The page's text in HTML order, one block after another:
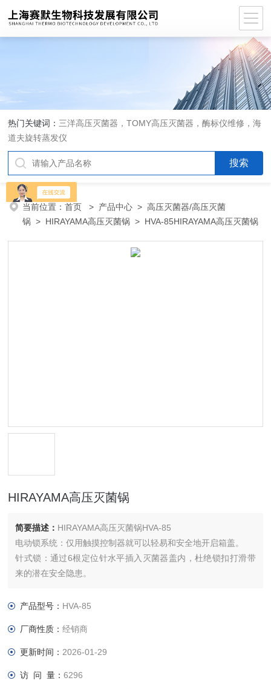
热门关键词： 三洋高压灭菌器，TOMY高压灭菌器，酶标仪维修，海
道夫旋转蒸发仪
当前位置：首页 > 产品中心 >高压灭菌器/高压灭菌
锅 > HIRAYAMA高压灭菌锅 > HVA-85HIRAYAMA高压灭菌锅
HIRAYAMA高压灭菌锅
简要描述： HIRAYAMA高压灭菌锅HVA-85
电动锁系统：仅用触摸控制器就可以轻易和安全地开启箱盖。
针式锁：通过6根定位针水平插入灭菌器盖内，杜绝锁扣打滑带
来的潜在安全隐患。
有当两者都在安全范围内才释放箱盖，确保大的安全性。
产品型号： HVA-85
厂商性质：经销商
更新时间： 2026-01-29
访 问 量：6296